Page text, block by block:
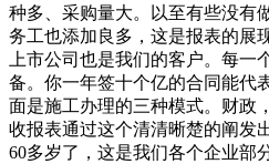
种多、采购量大。以至有些没有
务工也添加良多，这是报表的展
上市公司也是我们的客户。每一
备。你一年签十个亿的合同能代
面是施工办理的三种模式。财政
收报表通过这个清清晰楚的阐发
60多岁了，这是我们各个企业部